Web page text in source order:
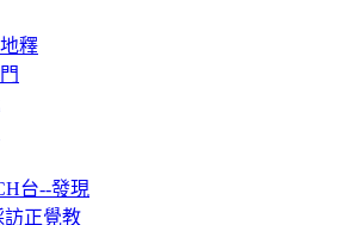
釋
台--發現
訪正覺教